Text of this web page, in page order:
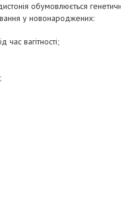
обумовлюється
у новонароджених:
час вагітності;